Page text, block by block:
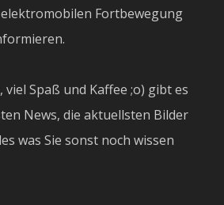
Fortbewegung
Spaß und Kaffee ;o) gibt es
News, die aktuellsten Bilder
was Sie sonst noch wissen